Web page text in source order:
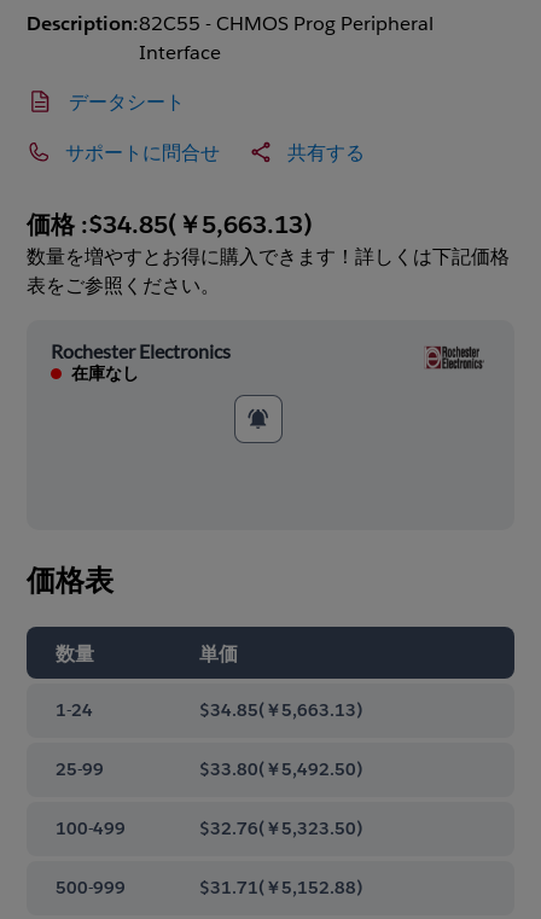
Description:82C55 - CHMOS Prog Peripheral
Interface
データシート
サポートに問合せ 共有する
価格 :$34.85(￥5,663.13)
数量を増やすとお得に購入できます！詳しくは下記価格
表をご参照ください。
Rochester Electronics
在庫なし
価格表
数量 単価
1-24 $34.85(￥5,663.13)
25-99 $33.80(￥5,492.50)
100-499 $32.76(￥5,323.50)
500-999 $31.71(￥5,152.88)